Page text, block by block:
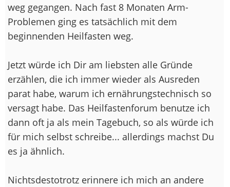
weg gegangen. Nach fast 8 Monaten Arm-
Problemen ging es tatsächlich mit dem
beginnenden Heilfasten weg.
Jetzt würde ich Dir am liebsten alle Gründe
erzählen, die ich immer wieder als Ausreden
parat habe, warum ich ernährungstechnisch so
versagt habe. Das Heilfastenforum benutze ich
dann oft ja als mein Tagebuch, so als würde ich
für mich selbst schreibe... allerdings machst Du
es ja ähnlich.
Nichtsdestotrotz erinnere ich mich an andere